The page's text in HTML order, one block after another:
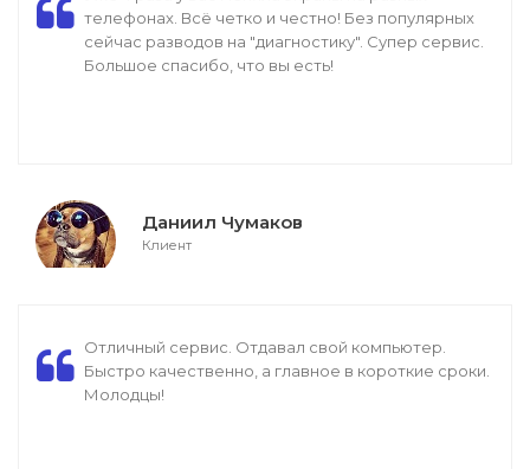
телефонах. Всё четко и честно! Без популярных
сейчас разводов на "диагностику". Супер сервис.
Большое спасибо, что вы есть!
Даниил Чумаков
Клиент
Отличный сервис. Отдавал свой компьютер.
Быстро качественно, а главное в короткие сроки.
Молодцы!